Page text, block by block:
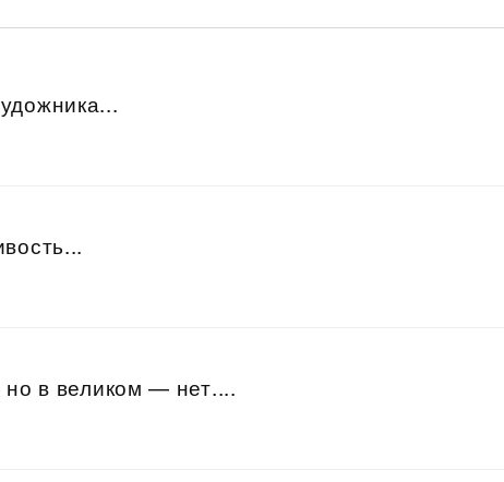
в великом — нет....